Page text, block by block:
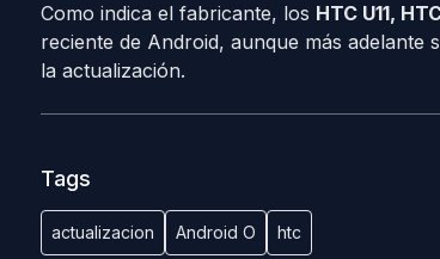
Como indica el fabricante, los HTC U11,
reciente de Android, aunque más
la actualización.
Tags
actualizacion Android O htc